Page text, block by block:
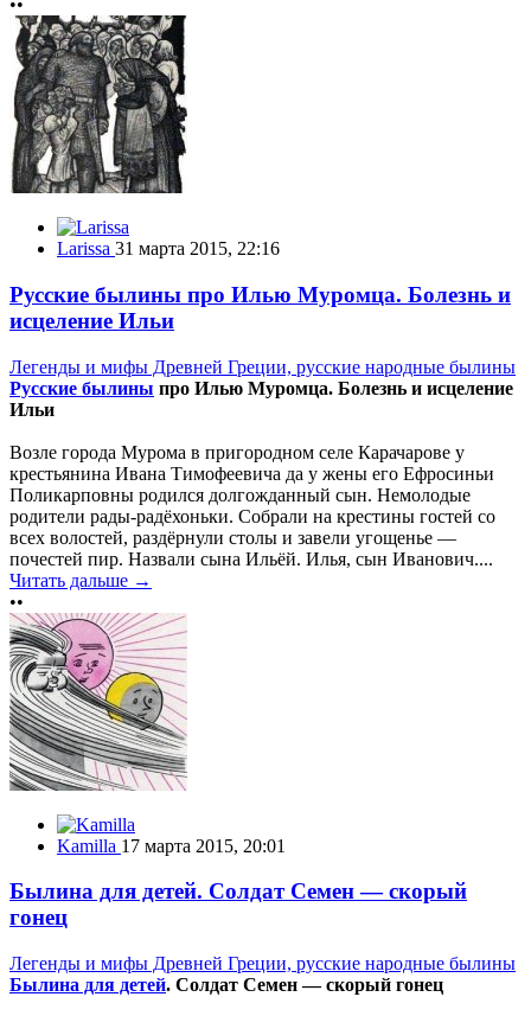
••
Larissa 31 марта 2015, 22:16
Русские былины про Илью Муромца. Болезнь и
исцеление Ильи
Легенды и мифы Древней Греции, русские народные былины
Русские былины про Илью Муромца. Болезнь и исцеление
Ильи
Возле города Мурома в пригородном селе Карачарове у
крестьянина Ивана Тимофеевича да у жены его Ефросиньи
Поликарповны родился долгожданный сын. Немолодые
родители рады-радёхоньки. Собрали на крестины гостей со
всех волостей, раздёрнули столы и завели угощенье —
почестей пир. Назвали сына Ильёй. Илья, сын Иванович....
Читать дальше →
••
Kamilla 17 марта 2015, 20:01
Былина для детей. Солдат Семен — скорый
гонец
Легенды и мифы Древней Греции, русские народные былины
Былина для детей. Солдат Семен — скорый гонец